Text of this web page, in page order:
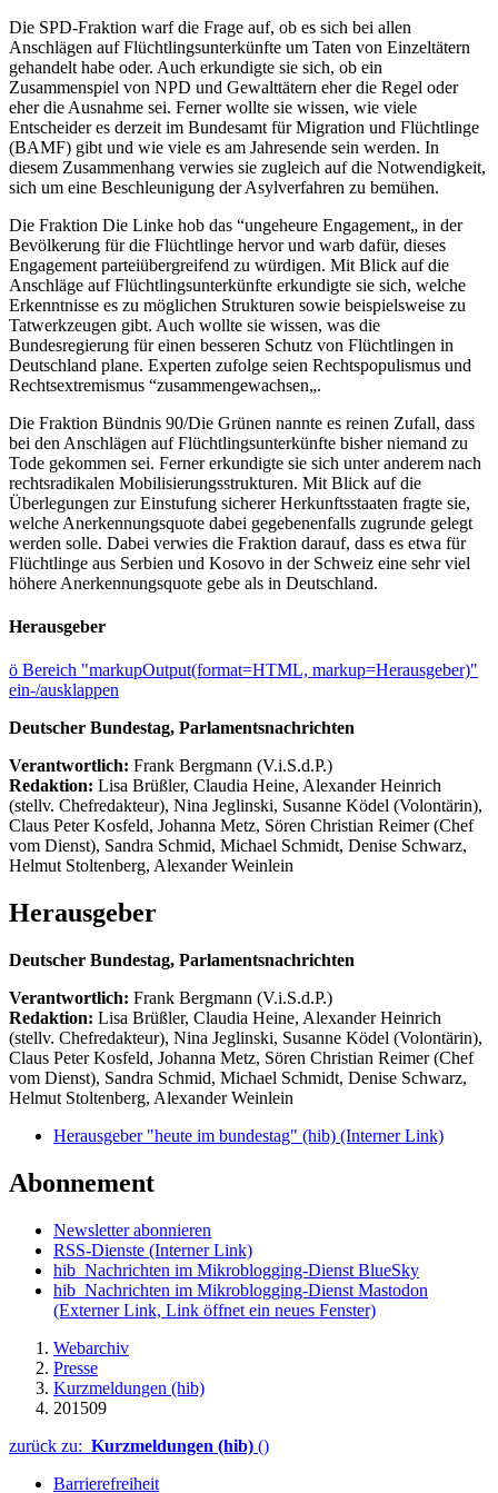
Die SPD-Fraktion warf die Frage auf, ob es sich bei allen
Anschlägen auf Flüchtlingsunterkünfte um Taten von Einzeltätern
gehandelt habe oder. Auch erkundigte sie sich, ob ein
Zusammenspiel von NPD und Gewalttätern eher die Regel oder
eher die Ausnahme sei. Ferner wollte sie wissen, wie viele
Entscheider es derzeit im Bundesamt für Migration und Flüchtlinge
(BAMF) gibt und wie viele es am Jahresende sein werden. In
diesem Zusammenhang verwies sie zugleich auf die Notwendigkeit,
sich um eine Beschleunigung der Asylverfahren zu bemühen.
Die Fraktion Die Linke hob das “ungeheure Engagement„ in der
Bevölkerung für die Flüchtlinge hervor und warb dafür, dieses
Engagement parteiübergreifend zu würdigen. Mit Blick auf die
Anschläge auf Flüchtlingsunterkünfte erkundigte sie sich, welche
Erkenntnisse es zu möglichen Strukturen sowie beispielsweise zu
Tatwerkzeugen gibt. Auch wollte sie wissen, was die
Bundesregierung für einen besseren Schutz von Flüchtlingen in
Deutschland plane. Experten zufolge seien Rechtspopulismus und
Rechtsextremismus “zusammengewachsen„.
Die Fraktion Bündnis 90/Die Grünen nannte es reinen Zufall, dass
bei den Anschlägen auf Flüchtlingsunterkünfte bisher niemand zu
Tode gekommen sei. Ferner erkundigte sie sich unter anderem nach
rechtsradikalen Mobilisierungsstrukturen. Mit Blick auf die
Überlegungen zur Einstufung sicherer Herkunftsstaaten fragte sie,
welche Anerkennungsquote dabei gegebenenfalls zugrunde gelegt
werden solle. Dabei verwies die Fraktion darauf, dass es etwa für
Flüchtlinge aus Serbien und Kosovo in der Schweiz eine sehr viel
höhere Anerkennungsquote gebe als in Deutschland.
Herausgeber
ö Bereich "markupOutput(format=HTML, markup=Herausgeber)"
ein-/ausklappen
Deutscher Bundestag, Parlamentsnachrichten
Verantwortlich: Frank Bergmann (V.i.S.d.P.)
Redaktion: Lisa Brüßler, Claudia Heine, Alexander Heinrich
(stellv. Chefredakteur), Nina Jeglinski, Susanne Ködel (Volontärin),
Claus Peter Kosfeld, Johanna Metz, Sören Christian Reimer (Chef
vom Dienst), Sandra Schmid, Michael Schmidt, Denise Schwarz,
Helmut Stoltenberg, Alexander Weinlein
Herausgeber
Deutscher Bundestag, Parlamentsnachrichten
Verantwortlich: Frank Bergmann (V.i.S.d.P.)
Redaktion: Lisa Brüßler, Claudia Heine, Alexander Heinrich
(stellv. Chefredakteur), Nina Jeglinski, Susanne Ködel (Volontärin),
Claus Peter Kosfeld, Johanna Metz, Sören Christian Reimer (Chef
vom Dienst), Sandra Schmid, Michael Schmidt, Denise Schwarz,
Helmut Stoltenberg, Alexander Weinlein
Herausgeber "heute im bundestag" (hib) (Interner Link)
Abonnement
Newsletter abonnieren
RSS-Dienste (Interner Link)
hib_Nachrichten im Mikroblogging-Dienst BlueSky
hib_Nachrichten im Mikroblogging-Dienst Mastodon
(Externer Link, Link öffnet ein neues Fenster)
Webarchiv
Presse
Kurzmeldungen (hib)
201509
zurück zu: Kurzmeldungen (hib) ()
Barrierefreiheit